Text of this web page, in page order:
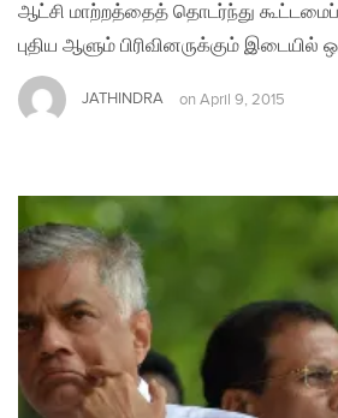
ஆட்சி மாற்றத்தைத் தொடர்ந்து
புதிய ஆளும் பிரிவினருக்கும் இடையில்
JATHINDRA on April 9, 2015